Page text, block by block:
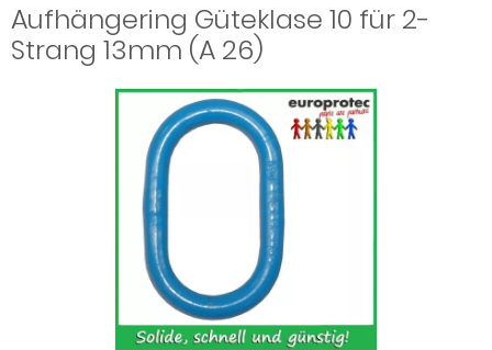
Aufhängering Güteklase 10 für 2-
Strang 13mm (A 26)